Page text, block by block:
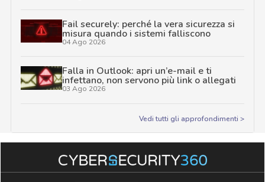
Fail securely: perché la vera sicurezza si
misura quando i sistemi falliscono
04 Ago 2026
Falla in Outlook: apri un’e-mail e ti
infettano, non servono più link o allegati
03 Ago 2026
Vedi tutti gli approfondimenti >